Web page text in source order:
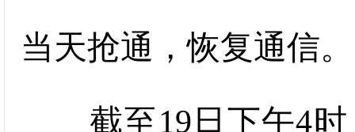
当天抢通，恢复通信。
截至19日下午4时